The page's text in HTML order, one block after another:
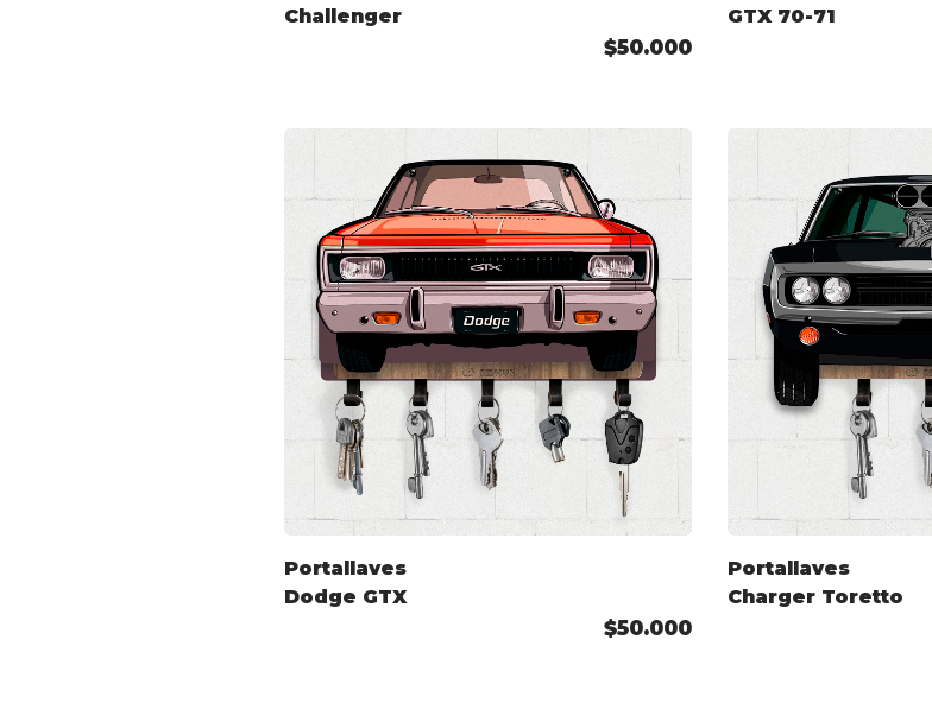
Challenger
$50.000
GTX 70-71
Portallaves
Dodge GTX
$50.000
Portallaves
Charger Toretto